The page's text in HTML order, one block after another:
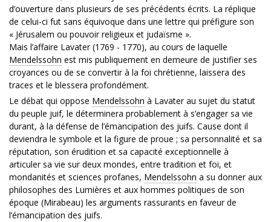
d’ouverture dans plusieurs de ses précédents écrits. La réplique
de celui-ci fut sans équivoque dans une lettre qui préfigure son
« Jérusalem ou pouvoir religieux et judaïsme ».
Mais l’affaire Lavater (1769 - 1770), au cours de laquelle
Mendelssohn est mis publiquement en demeure de justifier ses
croyances ou de se convertir à la foi chrétienne, laissera des
traces et le blessera profondément.
Le débat qui oppose Mendelssohn à Lavater au sujet du statut
du peuple juif, le déterminera probablement à s’engager sa vie
durant, à la défense de l’émancipation des juifs. Cause dont il
deviendra le symbole et la figure de proue ; sa personnalité et sa
réputation, son érudition et sa capacité exceptionnelle à
articuler sa vie sur deux mondes, entre tradition et foi, et
mondanités et sciences profanes, Mendelssohn a su donner aux
philosophes des Lumières et aux hommes politiques de son
époque (Mirabeau) les arguments rassurants en faveur de
l’émancipation des juifs.